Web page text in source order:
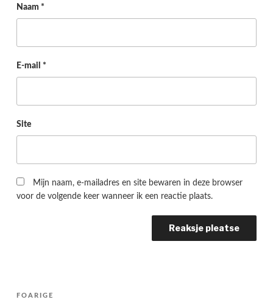
Naam *
E-mail *
Site
Mijn naam, e-mailadres en site bewaren in deze browser
voor de volgende keer wanneer ik een reactie plaats.
Berichtnavigatie
Folgjende
FOARIGE